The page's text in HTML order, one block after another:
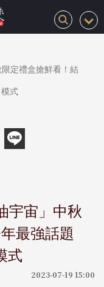
定禮盒搶鮮看！結
式
宇宙」中秋
最強話題
式
2023-07-19 15:00